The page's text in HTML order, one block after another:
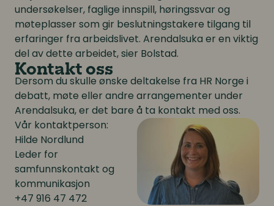
undersøkelser, faglige innspill, høringssvar og
møteplasser som gir beslutningstakere tilgang til
erfaringer fra arbeidslivet. Arendalsuka er en viktig
del av dette arbeidet, sier Bolstad.
Kontakt oss
Dersom du skulle ønske deltakelse fra HR Norge i
debatt, møte eller andre arrangementer under
Arendalsuka, er det bare å ta kontakt med oss.
Vår kontaktperson:
Hilde Nordlund
Leder for
samfunnskontakt og
kommunikasjon
+47 916 47 472